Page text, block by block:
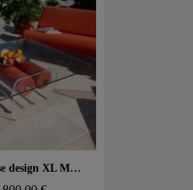
rapide Table basse design XL MW – Plateau en Verre, cylindre mousse alvéolaire